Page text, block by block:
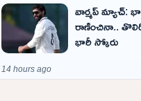
వార్మప్ మ్యాచ్:
రాణించినా..
భారీ స్కోరు
14 hours ago